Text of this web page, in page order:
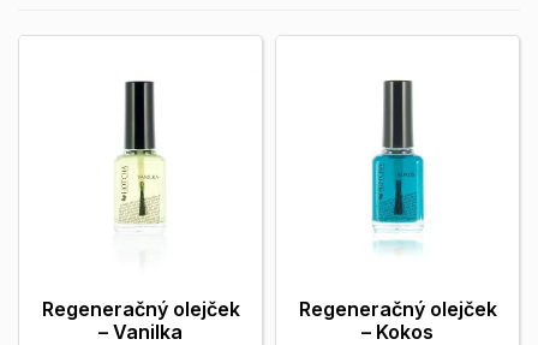
Regeneračný olejček
– Vanilka
Regeneračný olejček
– Kokos